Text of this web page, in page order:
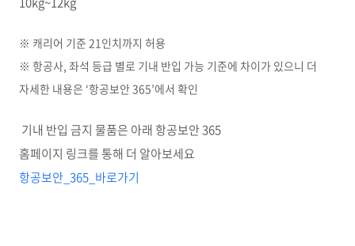
※ 캐리어 기준 21인치까지 허용
※ 항공사, 좌석 등급 별로 기내 반입 가능 기준에 차이가 있으니 더
자세한 내용은 ‘항공보안 365’에서 확인
기내 반입 금지 물품은 아래 항공보안 365
홈페이지 링크를 통해 더 알아보세요
항공보안_365_바로가기